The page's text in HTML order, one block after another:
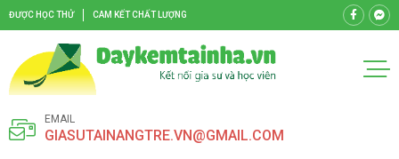
ĐƯỢC HỌC THỬ CAM KẾT CHẤT LƯỢNG
EMAIL
GIASUTAINANGTRE.VN@GMAIL.COM